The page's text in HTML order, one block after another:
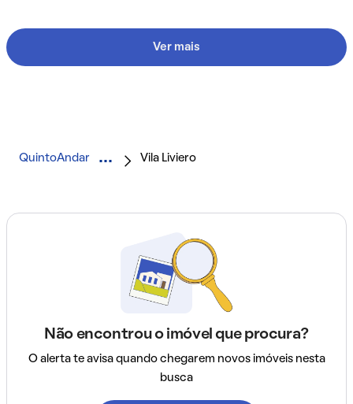
Ver mais
QuintoAndar Vila Liviero
Não encontrou o imóvel que procura?
O alerta te avisa quando chegarem novos imóveis nesta
busca